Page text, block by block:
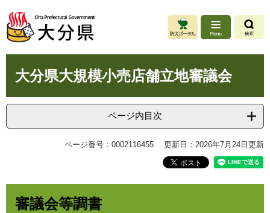
ジ
先
。
ュ
を
て
大分県大規模小売店舗立地審議会
ページ内目次
ページ番号：0002116455 更新日：2026年7月24日更新
審議会等調書